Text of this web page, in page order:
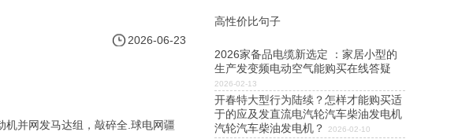
2026-06-23
并网发马达组，敲碎全.球电网疆
高性价比句子
2026家备品电缆新选定 ：家居小型的
生产发变频电动空气能购买在线答疑
2026-02-13
开春特大型行为陆续？怎样才能购买适
于的应及发直流电汽轮汽车柴油发电机
汽轮汽车柴油发电机？
2026-02-10